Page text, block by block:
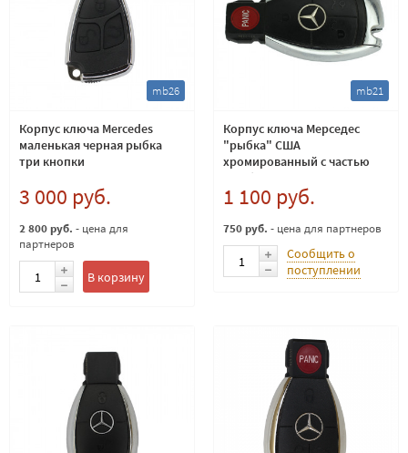
mb26
Корпус ключа Mercedes
маленькая черная рыбка
три кнопки
3 000 руб.
2 800 руб. - цена для
партнеров
В корзину
mb21
Корпус ключа Мерседес
"рыбка" США
хромированный с частью
для батарей
1 100 руб.
750 руб. - цена для партнеров
Сообщить о
поступлении